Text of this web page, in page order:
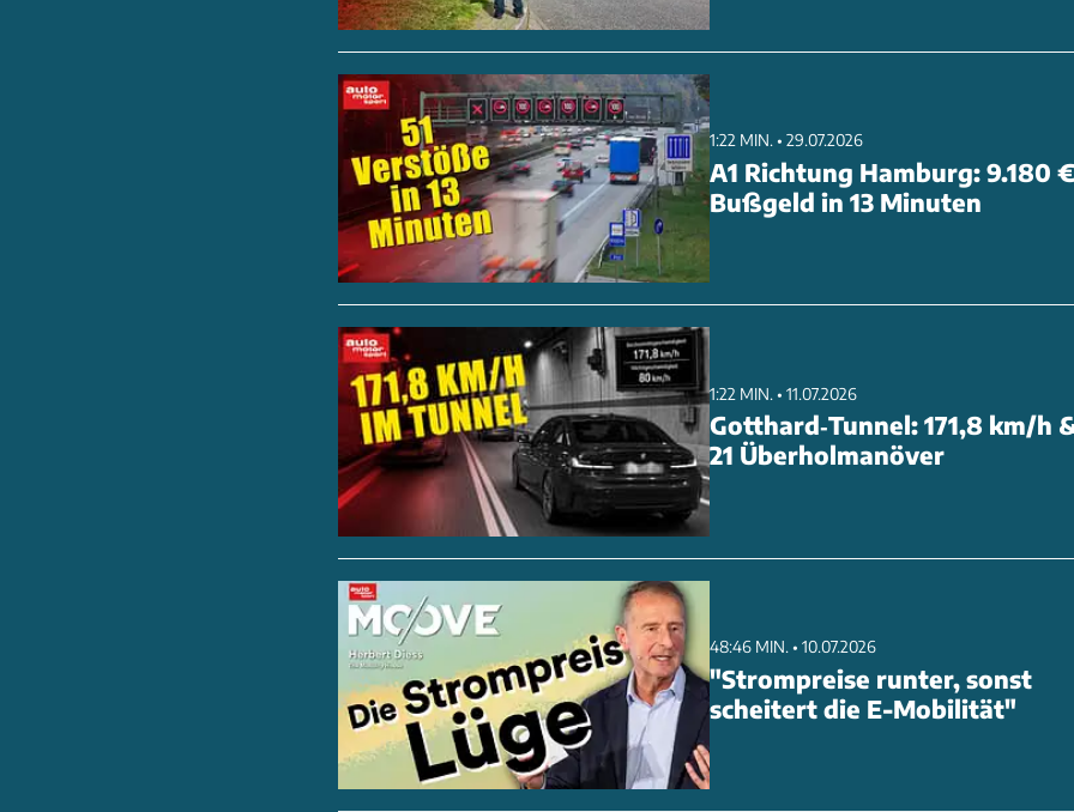
1:22 MIN. • 29.07.2026
A1 Richtung Hamburg: 9.180 €
Bußgeld in 13 Minuten
1:22 MIN. • 11.07.2026
Gotthard‑Tunnel: 171,8 km/h
21 Überholmanöver
48:46 MIN. • 10.07.2026
"Strompreise runter, sonst
scheitert die E-Mobilität"